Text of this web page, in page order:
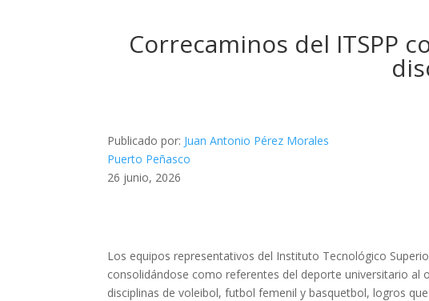
Correcaminos del ITSPP
Publicado por: Juan Antonio Pérez Morales
Puerto Peñasco
26 junio, 2026
Los equipos representativos del Instituto Tecnológico
consolidándose como referentes del deporte universitario al
disciplinas de voleibol, futbol femenil y basquetbol, logros